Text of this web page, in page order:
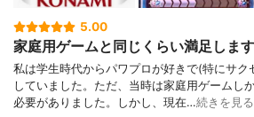
5.00
家庭用ゲームと同じくらい満足します
私は学生時代からパワプロが好きで(特にサク
していました。ただ、当時は家庭用ゲームし
必要がありました。しかし、現在…続きを見る